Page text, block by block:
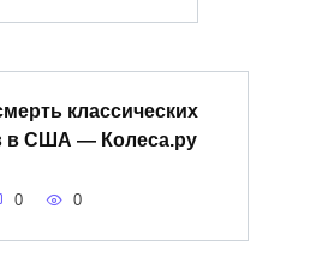
классических
в США — Колеса.ру
0 0